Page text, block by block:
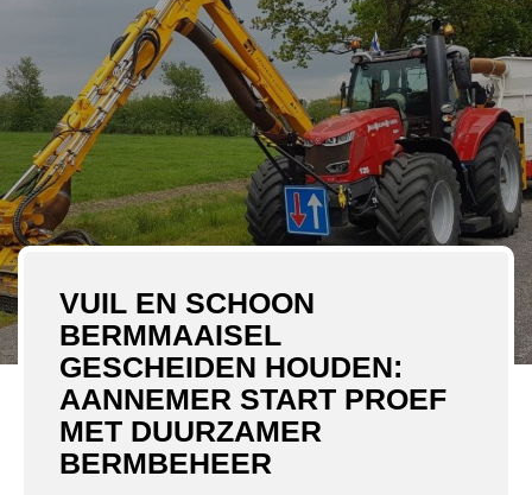
VUIL EN SCHOON
BERMMAAISEL
GESCHEIDEN HOUDEN:
AANNEMER START PROEF
MET DUURZAMER
BERMBEHEER